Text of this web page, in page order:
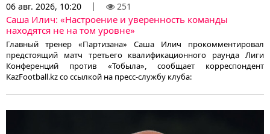
06 авг. 2026, 10:20 251
Саша Илич: «Настроение и уверенность команды
находятся не на том уровне»
Главный тренер «Партизана» Саша Илич прокомментировал
предстоящий матч третьего квалификационного раунда Лиги
Конференций против «Тобыла», сообщает корреспондент
KazFootball.kz со ссылкой на пресс-службу клуба: